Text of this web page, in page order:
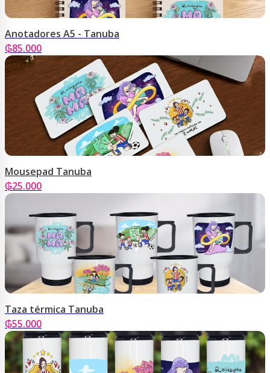
Anotadores A5 - Tanuba
₲85.000
Mousepad Tanuba
₲25.000
Taza térmica Tanuba
₲55.000